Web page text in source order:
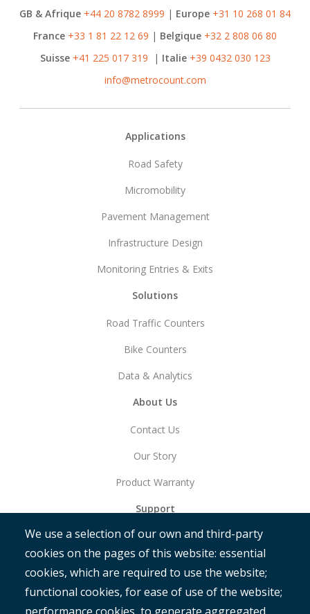
We use a selection of our own and third-party
cookies on the pages of this website: essential
cookies, which are required to use the website;
functional cookies, for ease of use of the website;
GB & Afrique +44 20 8782 8999 | Europe +31 10 268 01 84
France +33 1 81 22 12 69 | Belgique +32 2 808 06 80
Suisse +41 225 017 319 | Italie +39 0432 030 123
info@metrocount.com
Applications
Road Safety
Micromobility
Pavement Management
Infrastructure Design
Monitoring Entries & Exits
Solutions
Road Traffic Counters
Bike Counters
Data & Analytics
About Us
Contact Us
Our Story
Product Warranty
Support
Get Started
ROMAN